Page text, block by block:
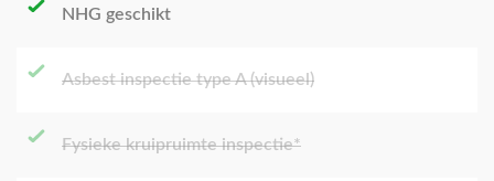
NHG geschikt
Asbest inspectie type A (visueel)
Fysieke kruipruimte inspectie*